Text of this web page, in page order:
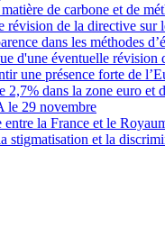
de carbone et de
révision de la directive sur
dans les méthodes
d'une éventuelle
une présence forte de
2,7% dans la zone euro et
le 29 novembre
entre la France et le
stigmatisation et la